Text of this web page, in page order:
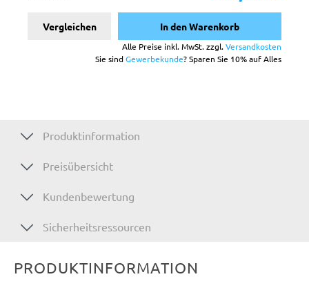
Vergleichen In den Warenkorb
Alle Preise inkl. MwSt. zzgl.Versandkosten
Sie sindGewerbekunde? Sparen Sie 10% auf Alles
Produktinformation
Preisübersicht
Kundenbewertung
Sicherheitsressourcen
PRODUKTINFORMATION